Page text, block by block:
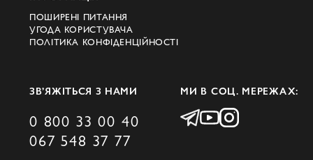
ПОШИРЕНІ ПИТАННЯ
УГОДА КОРИСТУВАЧА
ПОЛІТИКА КОНФІДЕНЦІЙНОСТІ
ЗВ’ЯЖІТЬСЯ З НАМИ
0 800 33 00 40
067 548 37 77
МИ В СОЦ. МЕРЕЖАХ: